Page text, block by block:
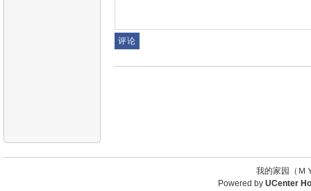
我的家园（
Powered by UCenter